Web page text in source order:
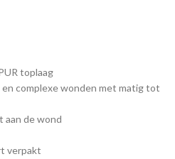
toplaag
complexe wonden met matig tot
aan de wond
verpakt